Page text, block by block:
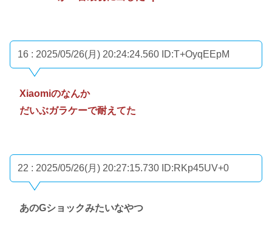
16 : 2025/05/26(月) 20:24:24.560 ID:T+OyqEEpM
Xiaomiのなんか
だいぶガラケーで耐えてた
22 : 2025/05/26(月) 20:27:15.730 ID:RKp45UV+0
あのGショックみたいなやつ